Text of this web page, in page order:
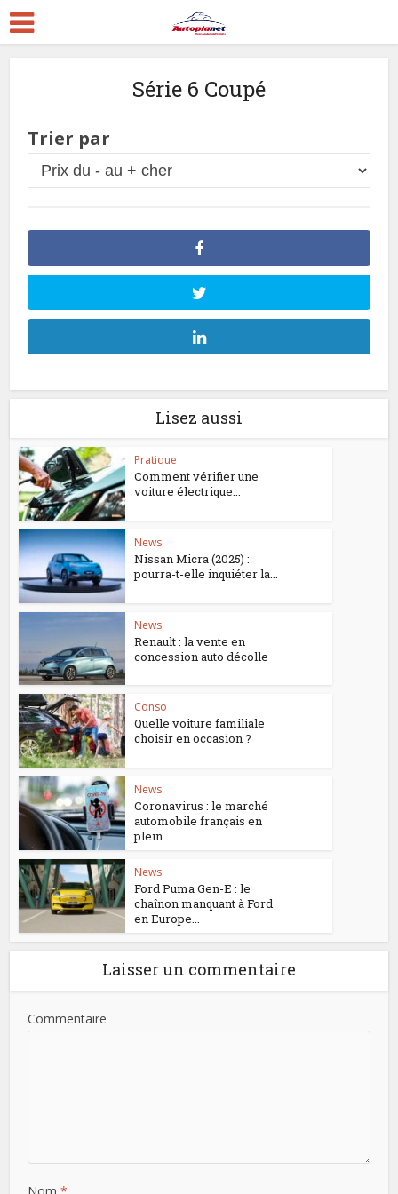
Série 6 Coupé
Trier par
Lisez aussi
Pratique
Comment vérifier une
voiture électrique...
News
Nissan Micra (2025) :
pourra-t-elle inquiéter la...
News
Renault : la vente en
concession auto décolle
Conso
Quelle voiture familiale
choisir en occasion ?
News
Coronavirus : le marché
automobile français en
plein...
News
Ford Puma Gen-E : le
chaînon manquant à Ford
en Europe...
Laisser un commentaire
Commentaire
Nom*